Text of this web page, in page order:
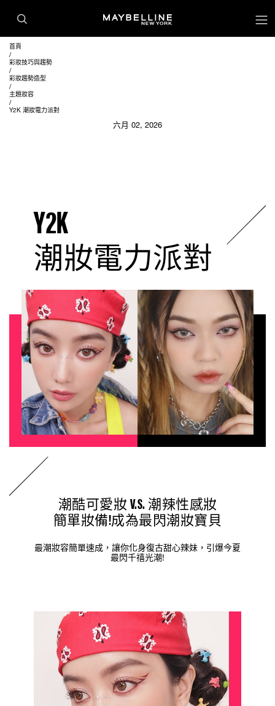
首頁
彩妝技巧與趨勢
彩妝趨勢造型
主題妝容
Y2K 潮妝電力派對
六月 02, 2026
Y2K
潮妝電力派對
潮酷可愛妝 V.S. 潮辣性感妝
簡單妝備!成為最閃潮妝寶貝
最潮妝容簡單速成，讓你化身復古甜心辣妹，引爆今夏
最閃千禧光潮!